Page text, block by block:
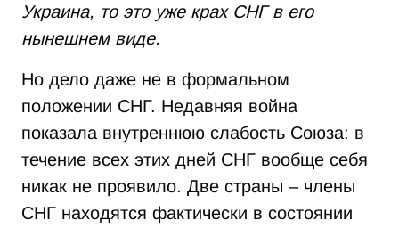
Украина, то это уже крах СНГ в его
нынешнем виде.
Но дело даже не в формальном
положении СНГ. Недавняя война
показала внутреннюю слабость Союза: в
течение всех этих дней СНГ вообще себя
никак не проявило. Две страны – члены
СНГ находятся фактически в состоянии